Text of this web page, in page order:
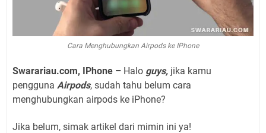
Cara Menghubungkan Airpods ke IPhone
Swarariau.com, IPhone – Halo guys, jika kamu
pengguna Airpods, sudah tahu belum cara
menghubungkan airpods ke iPhone?
Jika belum, simak artikel dari mimin ini ya!